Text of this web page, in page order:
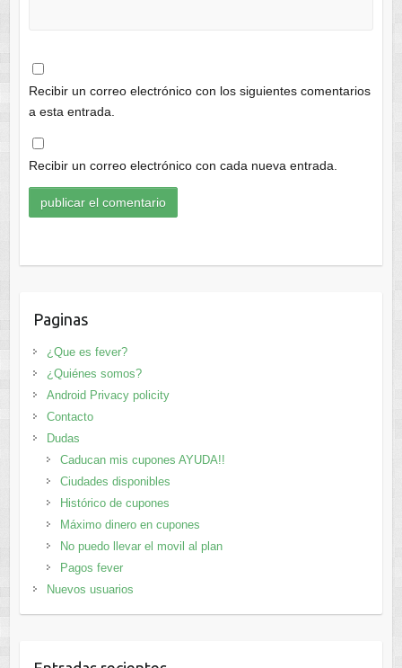
Recibir un correo electrónico con los siguientes comentarios
a esta entrada.
Recibir un correo electrónico con cada nueva entrada.
Paginas
¿Que es fever?
¿Quiénes somos?
Android Privacy policity
Contacto
Dudas
Caducan mis cupones AYUDA!!
Ciudades disponibles
Histórico de cupones
Máximo dinero en cupones
No puedo llevar el movil al plan
Pagos fever
Nuevos usuarios